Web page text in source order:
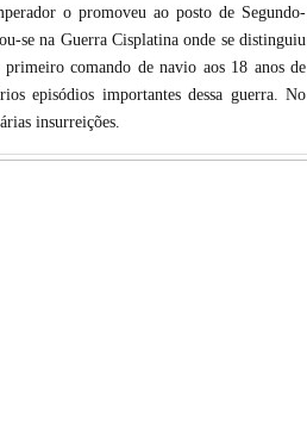
o promoveu ao posto de Segundo-
se na Guerra Cisplatina onde se distinguiu
comando de navio aos 18 anos de
episódios importantes dessa guerra. No
insurreições.